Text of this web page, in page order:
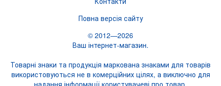
Повна версія сайту
© 2012—2026
Ваш інтернет-магазин.
Товарні знаки та продукція маркована знаками для товарів
використовуються не в комерційних цілях, а виключно для